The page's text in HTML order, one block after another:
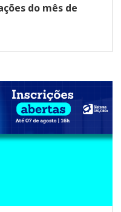
do mês de